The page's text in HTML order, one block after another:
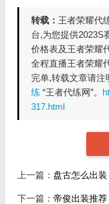
转载： 王者荣耀代
台,为您提供2023S
价格表及王者荣耀
全程直播王者荣耀
完单,转载文章请注
练 “王者代练网”。
317.html
上一篇： 盘古怎么出
下一篇： 帝俊出装推